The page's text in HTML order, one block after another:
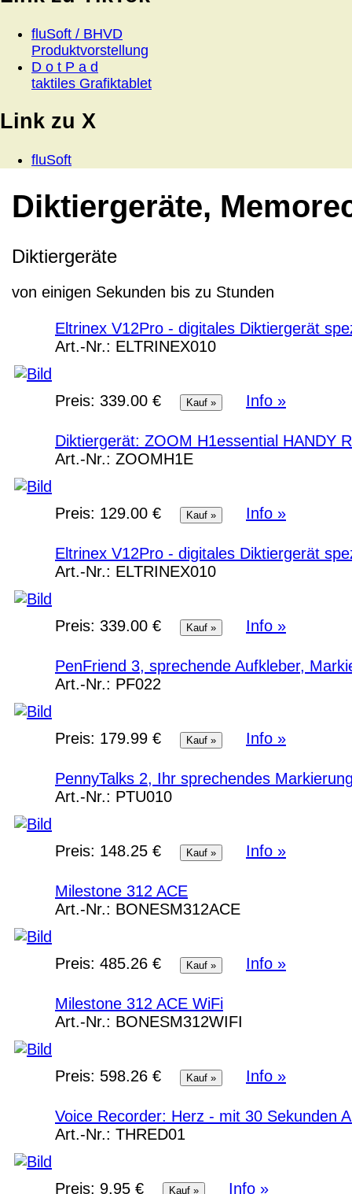
fluSoft / BHVD
Produktvorstellung
D o t P a d
taktiles Grafiktablet
Link zu X
fluSoft
Diktiergeräte,
Diktiergeräte
von einigen Sekunden bis zu Stunden
Eltrinex V12Pro - digitales Diktiergerät
Art.-Nr.: ELTRINEX010
Preis: 339.00 € Info »
Diktiergerät: ZOOM H1essential HANDY
Art.-Nr.: ZOOMH1E
Preis: 129.00 € Info »
Eltrinex V12Pro - digitales Diktiergerät
Art.-Nr.: ELTRINEX010
Preis: 339.00 € Info »
PenFriend 3, sprechende Aufkleber,
Art.-Nr.: PF022
Preis: 179.99 € Info »
PennyTalks 2, Ihr sprechendes
Art.-Nr.: PTU010
Preis: 148.25 € Info »
Milestone 312 ACE
Art.-Nr.: BONESM312ACE
Preis: 485.26 € Info »
Milestone 312 ACE WiFi
Art.-Nr.: BONESM312WIFI
Preis: 598.26 € Info »
Voice Recorder: Herz - mit 30 Sekunden
Art.-Nr.: THRED01
Preis: 9.95 € Info »